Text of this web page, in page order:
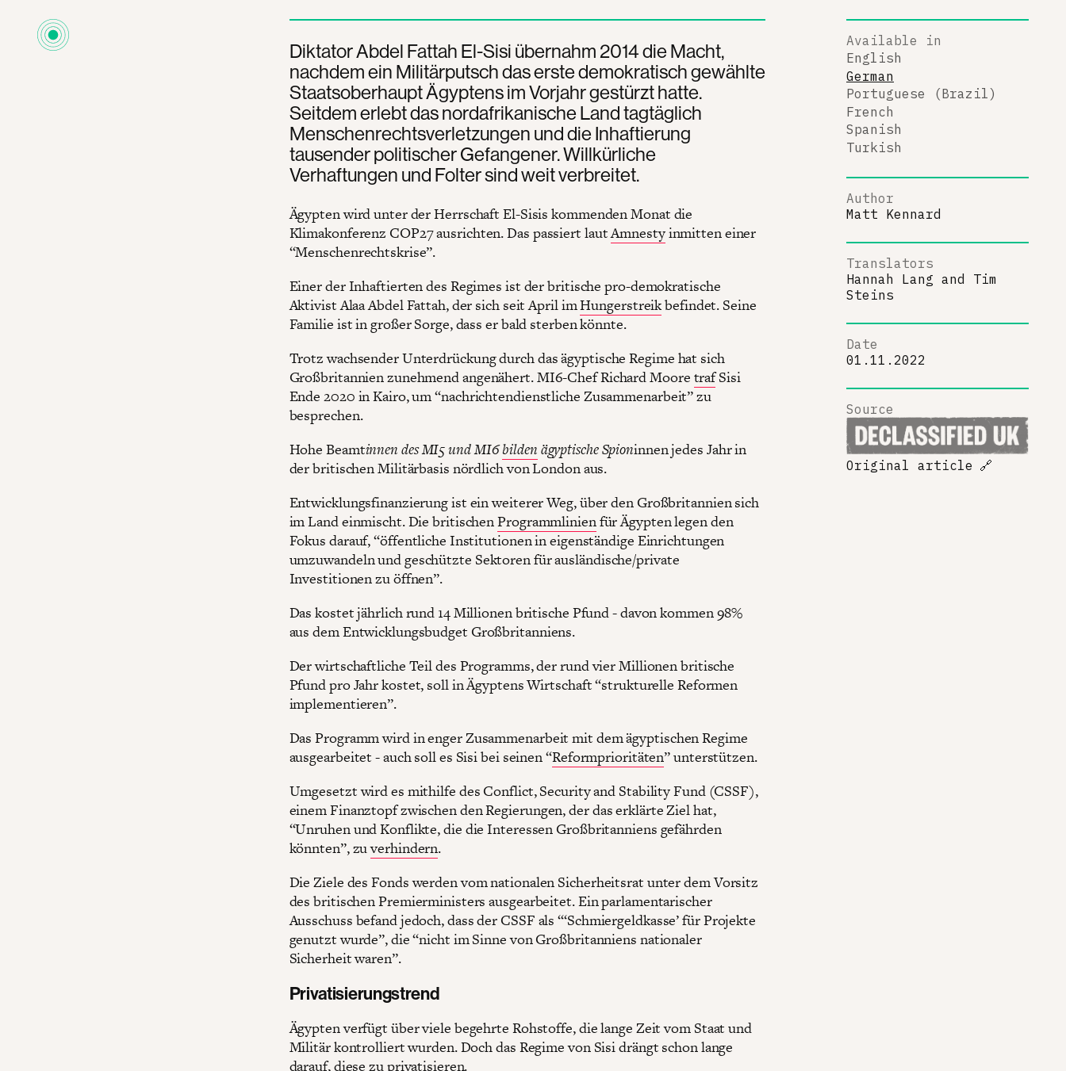
Diktator Abdel Fattah El-Sisi übernahm 2014 die Macht,
nachdem ein Militärputsch das erste demokratisch gewählte
Staatsoberhaupt Ägyptens im Vorjahr gestürzt hatte.
Seitdem erlebt das nordafrikanische Land tagtäglich
Menschenrechtsverletzungen und die Inhaftierung
tausender politischer Gefangener. Willkürliche
Verhaftungen und Folter sind weit verbreitet.
Ägypten wird unter der Herrschaft El-Sisis kommenden Monat die
Klimakonferenz COP27 ausrichten. Das passiert lautAmnestyinmitten einer
“Menschenrechtskrise”.
Einer der Inhaftierten des Regimes ist der britische pro-demokratische
Aktivist Alaa Abdel Fattah, der sich seit April imHungerstreikbefindet. Seine
Familie ist in großer Sorge, dass er bald sterben könnte.
Trotz wachsender Unterdrückung durch das ägyptische Regime hat sich
Großbritannien zunehmend angenähert. MI6-Chef Richard Moore trafSisi
Ende 2020 in Kairo, um “nachrichtendienstliche Zusammenarbeit” zu
besprechen.
Hohe Beamtinnen des MI5 und MI6bilden ägyptische Spioninnen jedes Jahr in
der britischen Militärbasis nördlich von London aus.
Entwicklungsfinanzierung ist ein weiterer Weg, über den Großbritannien sich
im Land einmischt. Die britischenProgrammlinienfür Ägypten legen den
Fokus darauf, “öffentliche Institutionen in eigenständige Einrichtungen
umzuwandeln und geschützte Sektoren für ausländische/private
Investitionen zu öffnen”.
Das kostet jährlich rund 14 Millionen britische Pfund - davon kommen 98%
aus dem Entwicklungsbudget Großbritanniens.
Der wirtschaftliche Teil des Programms, der rund vier Millionen britische
Pfund pro Jahr kostet, soll in Ägyptens Wirtschaft “strukturelle Reformen
implementieren”.
Das Programm wird in enger Zusammenarbeit mit dem ägyptischen Regime
ausgearbeitet - auch soll es Sisi bei seinen “Reformprioritäten” unterstützen.
Umgesetzt wird es mithilfe des Conflict, Security and Stability Fund (CSSF),
einem Finanztopf zwischen den Regierungen, der das erklärte Ziel hat,
“Unruhen und Konflikte, die die Interessen Großbritanniens gefährden
könnten”, zuverhindern.
Die Ziele des Fonds werden vom nationalen Sicherheitsrat unter dem Vorsitz
des britischen Premierministers ausgearbeitet. Ein parlamentarischer
Ausschuss befand jedoch, dass der CSSF als “‘Schmiergeldkasse’ für Projekte
genutzt wurde”, die “nicht im Sinne von Großbritanniens nationaler
Sicherheit waren”.
Privatisierungstrend
Ägypten verfügt über viele begehrte Rohstoffe, die lange Zeit vom Staat und
Militär kontrolliert wurden. Doch das Regime von Sisi drängt schon lange
darauf, diese zu privatisieren.
Available in
English
German
Portuguese (Brazil)
French
Spanish
Turkish
Author
Matt Kennard
Translators
Hannah Lang and Tim
Steins
Date
01.11.2022
Source
Original article 🔗